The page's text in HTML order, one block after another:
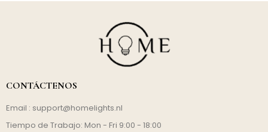
CONTÁCTENOS
Email : support@homelights.nl
Tiempo de Trabajo: Mon - Fri 9:00 - 18:00